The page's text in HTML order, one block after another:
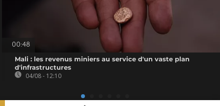
00:48
Mali : les revenus miniers au service d'un vaste plan
d'infrastructures
04/08 - 12:10